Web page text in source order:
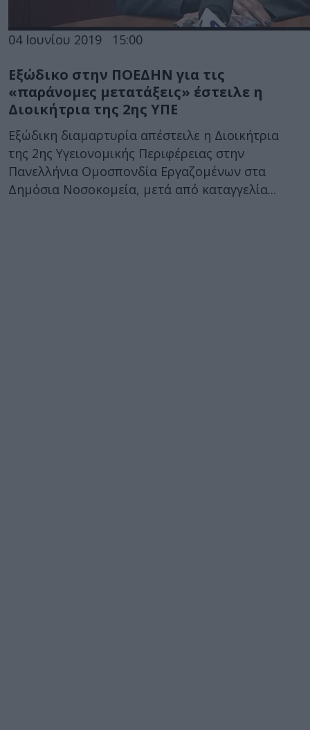
04 Ιουνίου 2019 15:00
Εξώδικο στην ΠΟΕΔΗΝ για τις
«παράνομες μετατάξεις» έστειλε η
Διοικήτρια της 2ης ΥΠΕ
Εξώδικη διαμαρτυρία απέστειλε η Διοικήτρια
της 2ης Υγειονομικής Περιφέρειας στην
Πανελλήνια Ομοσπονδία Εργαζομένων στα
Δημόσια Νοσοκομεία, μετά από καταγγελία...